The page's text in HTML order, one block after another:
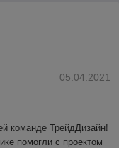
05.04.2021
команде ТрейдДизайн!
помогли с проектом